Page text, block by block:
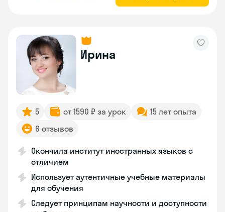
Ирина
5 от 1590 ₽ за урок
15 лет опыта
6 отзывов
Окончила институт иностранных языков с
отличием
Использует аутентичные учебные материалы
для обучения
Следует принципам научности и доступности